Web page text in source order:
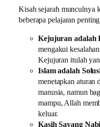
Kisah sejarah munculnya
beberapa pelajaran
Kejujuran adalah
mengakui
Kejujuran itulah
Islam adalah
menetapkan aturan
manusia, namun
mampu, Allah
keluar.